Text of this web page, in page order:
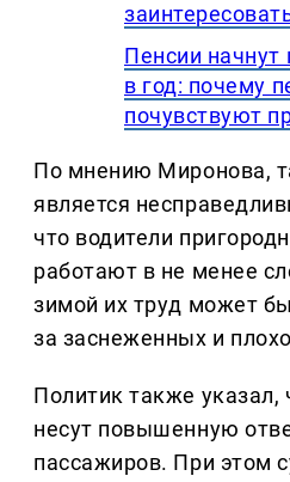
Пенсии
в год: почему
почувствуют
По мнению Миронова,
является
что водители
работают в не менее
зимой их труд может
за заснеженных и
Политик также указал,
несут повышенную
пассажиров. При этом